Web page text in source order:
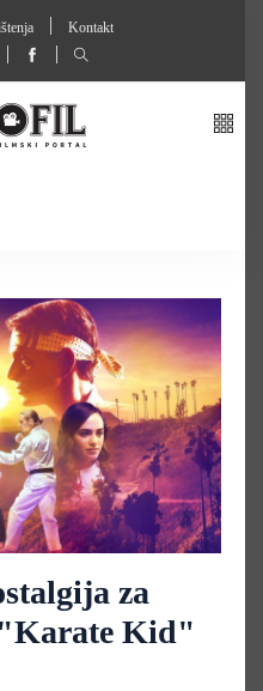
Kontakt
za
"Karate Kid"